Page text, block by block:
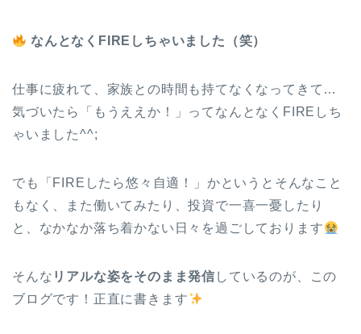
なんとなくFIREしちゃいました（笑）
仕事に疲れて、家族との時間も持てなくなってきて…
気づいたら「もうええか！」ってなんとなくFIREしち
ゃいました^^;
でも「FIREしたら悠々自適！」かというとそんなこと
もなく、また働いてみたり、投資で一喜一憂したり
と、なかなか落ち着かない日々を過ごしております
そんな リアルな姿をそのまま発信 しているのが、この
ブログです！正直に書きます